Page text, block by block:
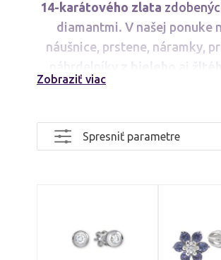
14-karátového zlata
diamantmi. V našej ponuke
náušnice, prstene, náramky,
ktoré spájajú klasický štýl s
vyrobený s dôrazom na detail,
mohli dopriať
investíciou, ktorá nestráca
po rokoch. Nechajte sa
Zobraziť viac
Spresniť parametre